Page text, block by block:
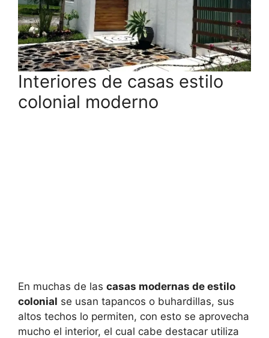
Interiores de casas estilo
colonial moderno
En muchas de las casas modernas de estilo
colonial se usan tapancos o buhardillas, sus
altos techos lo permiten, con esto se aprovecha
mucho el interior, el cual cabe destacar utiliza